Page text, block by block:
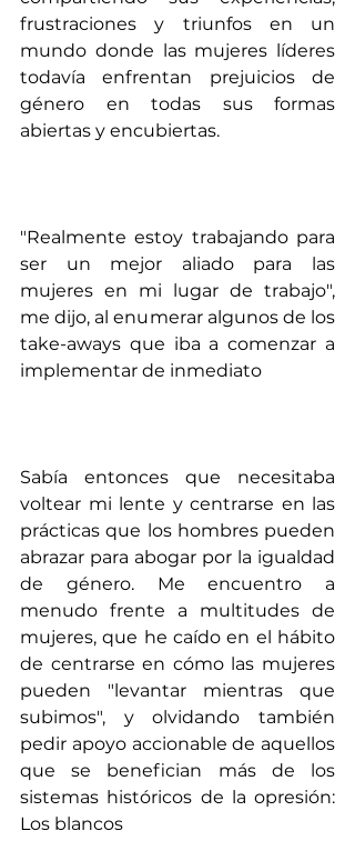
frustraciones y triunfos en un
mundo donde las mujeres líderes
todavía enfrentan prejuicios de
género en todas sus formas
abiertas y encubiertas.
"Realmente estoy trabajando para
ser un mejor aliado para las
mujeres en mi lugar de trabajo",
me dijo, al enumerar algunos de los
take-aways que iba a comenzar a
implementar de inmediato
Sabía entonces que necesitaba
voltear mi lente y centrarse en las
prácticas que los hombres pueden
abrazar para abogar por la igualdad
de género. Me encuentro a
menudo frente a multitudes de
mujeres, que he caído en el hábito
de centrarse en cómo las mujeres
pueden "levantar mientras que
subimos", y olvidando también
pedir apoyo accionable de aquellos
que se benefician más de los
sistemas históricos de la opresión:
Los blancos